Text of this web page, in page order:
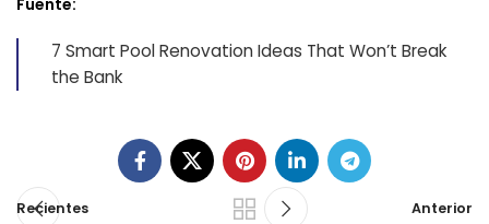
Fuente:
7 Smart Pool Renovation Ideas That Won’t Break
the Bank
Recientes Anterior